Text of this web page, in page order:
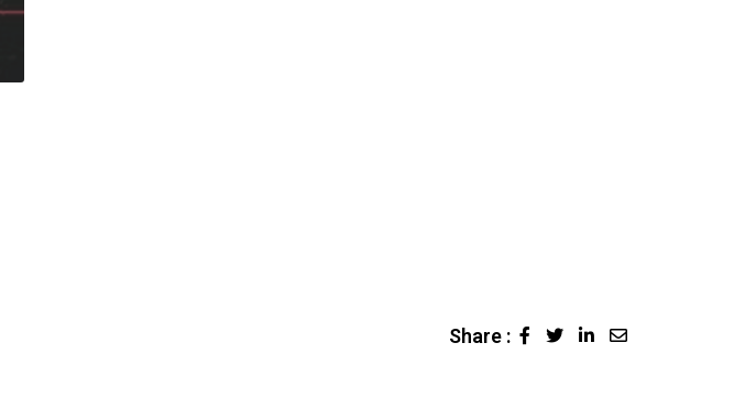
Share : LinkedIn
Share